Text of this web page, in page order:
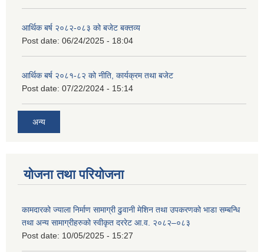
आर्थिक बर्ष २०८२-०८३ को बजेट बक्तव्य
Post date: 06/24/2025 - 18:04
आर्थिक बर्ष २०८१-८२ को नीति, कार्यक्रम तथा बजेट
Post date: 07/22/2024 - 15:14
अन्य
योजना तथा परियोजना
कामदारको ज्याला निर्माण सामाग्री ढुवानी मेशिन तथा उपकरणको भाडा सम्बन्धि
तथा अन्य सामाग्रीहरुको स्वीकृत दररेट आ.व. २०८२–०८३
Post date: 10/05/2025 - 15:27